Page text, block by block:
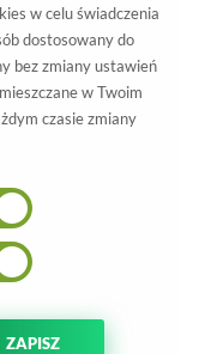
w celu świadczenia
dostosowany do
bez zmiany ustawień
w Twoim
czasie zmiany
ZAPISZ